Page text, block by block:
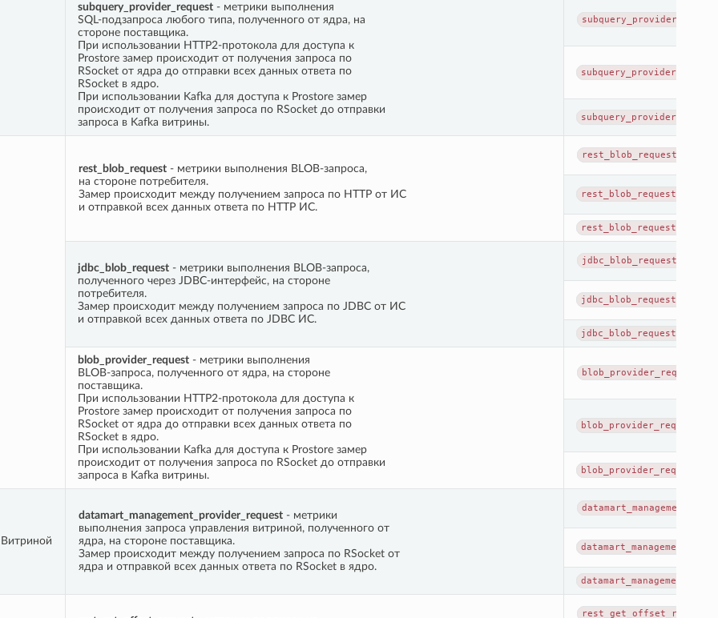
subquery_provider_request- метрики выполнения
SQL-подзапроса любого типа, полученного от ядра, на
стороне поставщика.
При использовании HTTP2-протокола для доступа к
Prostore замер происходит от получения запроса по
RSocket от ядра до отправки всех данных ответа по
RSocket в ядро.
При использовании Kafka для доступа к Prostore замер
происходит от получения запроса по RSocket до отправки
запроса в Kafka витрины.
rest_blob_request- метрики выполнения BLOB-запроса,
на стороне потребителя.
Замер происходит между получением запроса по HTTP от ИС
и отправкой всех данных ответа по HTTP ИС.
jdbc_blob_request- метрики выполнения BLOB-запроса,
полученного через JDBC-интерфейс, на стороне
потребителя.
Замер происходит между получением запроса по JDBC от ИС
и отправкой всех данных ответа по JDBC ИС.
blob_provider_request- метрики выполнения
BLOB-запроса, полученного от ядра, на стороне
поставщика.
При использовании HTTP2-протокола для доступа к
Prostore замер происходит от получения запроса по
RSocket от ядра до отправки всех данных ответа по
RSocket в ядро.
При использовании Kafka для доступа к Prostore замер
происходит от получения запроса по RSocket до отправки
запроса в Kafka витрины.
datamart_management_provider_request- метрики
выполнения запроса управления витриной, полученного от
ядра, на стороне поставщика.
Замер происходит между получением запроса по RSocket от
ядра и отправкой всех данных ответа по RSocket в ядро.